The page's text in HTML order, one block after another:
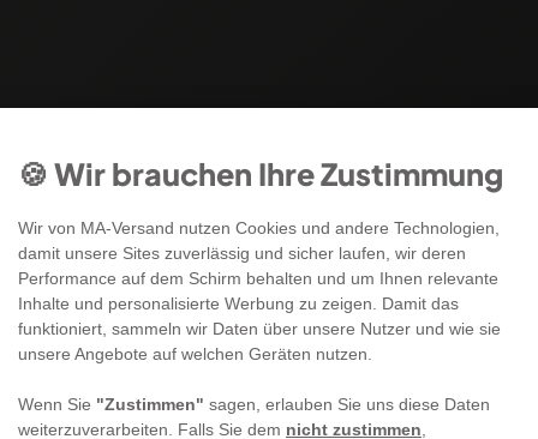
🍪 Wir brauchen Ihre Zustimmung
Wir von MA-Versand nutzen Cookies und andere Technologien,
damit unsere Sites zuverlässig und sicher laufen, wir deren
Performance auf dem Schirm behalten und um Ihnen relevante
Inhalte und personalisierte Werbung zu zeigen. Damit das
funktioniert, sammeln wir Daten über unsere Nutzer und wie sie
unsere Angebote auf welchen Geräten nutzen.
Wenn Sie "Zustimmen" sagen, erlauben Sie uns diese Daten
weiterzuverarbeiten. Falls Sie dem nicht zustimmen